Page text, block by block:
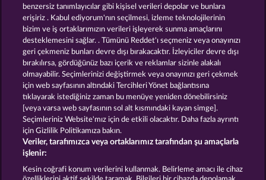
Hüküm ve Koşullar Gizlilik Beyanı
Şirket SSS Sözlük Ortaklık programı
Facebook
İptal talebini gönder
benzersiz tanımlayıcılar gibi kişisel verileri depolar ve bunlara
erişiriz . Kabul ediyorum'nın seçilmesi, izleme teknolojilerinin
bizim ve iş ortaklarımızın verileri işleyerek sunma amaçlarını
desteklemesini sağlar. . Tümünü Reddet'ı seçmeniz veya onayınızı
geri çekmeniz bunları devre dışı bırakacaktır. İzleyiciler devre dışı
bırakılırsa, gördüğünüz bazı içerik ve reklamlar sizinle alakalı
olmayabilir. Seçimlerinizi değiştirmek veya onayınızı geri çekmek
için web sayfasının altındaki Tercihleri Yönet bağlantısına
tıklayarak istediğiniz zaman bu menüye yeniden dönebilirsiniz
[veya varsa web sayfasının sol alt kısmındaki kayan simge].
Seçimleriniz Website'mız için de etkili olacaktır. Daha fazla ayrıntı
için Gizlilik Politikamıza bakın.
Veriler, tarafımızca veya ortaklarımız tarafından şu amaçlarla
işlenir:
Kesin coğrafi konum verilerini kullanmak. Belirleme amacı ile cihaz